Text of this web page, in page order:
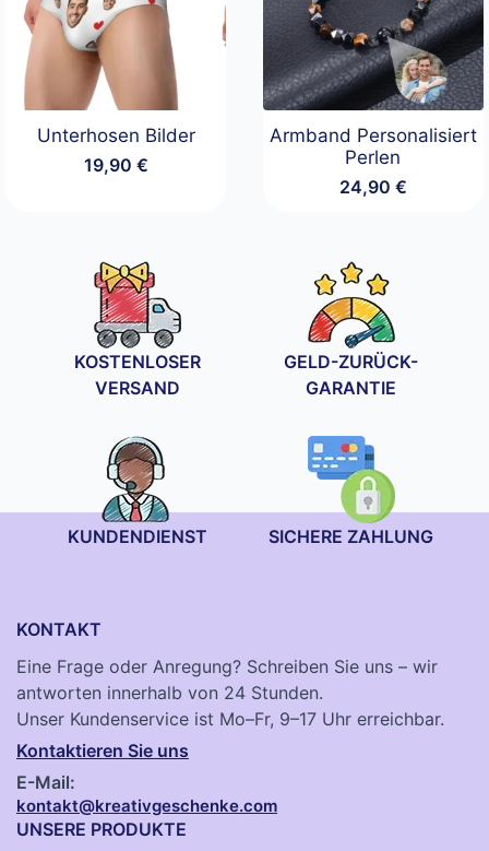
Unterhosen Bilder
19,90 €
Armband Personalisiert
Perlen
24,90 €
KOSTENLOSER
VERSAND
GELD-ZURÜCK-
GARANTIE
KUNDENDIENST SICHERE ZAHLUNG
KONTAKT
Eine Frage oder Anregung? Schreiben Sie uns – wir
antworten innerhalb von 24 Stunden.
Unser Kundenservice ist Mo–Fr, 9–17 Uhr erreichbar.
Kontaktieren Sie uns
E-Mail:
kontakt@kreativgeschenke.com
UNSERE PRODUKTE